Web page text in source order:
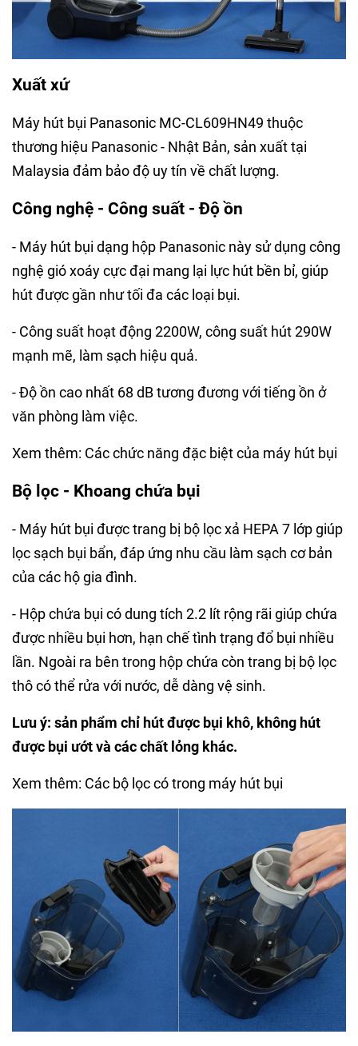
Xuất xứ
Máy hút bụi Panasonic MC-CL609HN49 thuộc
thương hiệu Panasonic - Nhật Bản, sản xuất tại
Malaysia đảm bảo độ uy tín về chất lượng.
Công nghệ - Công suất - Độ ồn
- Máy hút bụi dạng hộp Panasonic này sử dụng công
nghệ gió xoáy cực đại mang lại lực hút bền bỉ, giúp
hút được gần như tối đa các loại bụi.
- Công suất hoạt động 2200W, công suất hút 290W
mạnh mẽ, làm sạch hiệu quả.
- Độ ồn cao nhất 68 dB tương đương với tiếng ồn ở
văn phòng làm việc.
Xem thêm: Các chức năng đặc biệt của máy hút bụi
Bộ lọc - Khoang chứa bụi
- Máy hút bụi được trang bị bộ lọc xả HEPA 7 lớp giúp
lọc sạch bụi bẩn, đáp ứng nhu cầu làm sạch cơ bản
của các hộ gia đình.
- Hộp chứa bụi có dung tích 2.2 lít rộng rãi giúp chứa
được nhiều bụi hơn, hạn chế tình trạng đổ bụi nhiều
lần. Ngoài ra bên trong hộp chứa còn trang bị bộ lọc
thô có thể rửa với nước, dễ dàng vệ sinh.
Lưu ý: sản phẩm chỉ hút được bụi khô, không hút
được bụi ướt và các chất lỏng khác.
Xem thêm: Các bộ lọc có trong máy hút bụi